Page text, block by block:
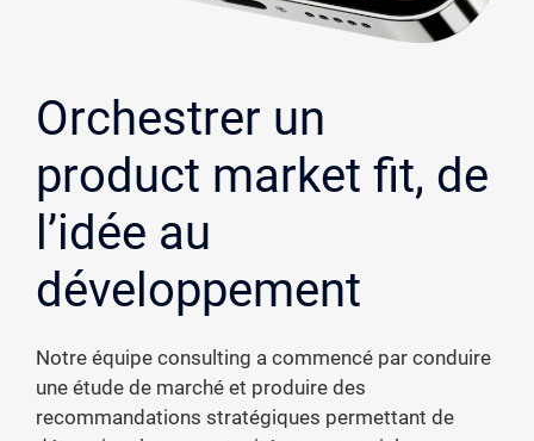
Orchestrer un
product market fit, de
l’idée au
développement
Notre équipe consulting a commencé par conduire
une étude de marché et produire des
recommandations stratégiques permettant de